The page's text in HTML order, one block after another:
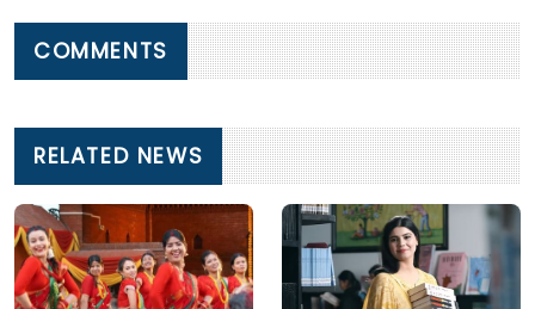
COMMENTS
RELATED NEWS